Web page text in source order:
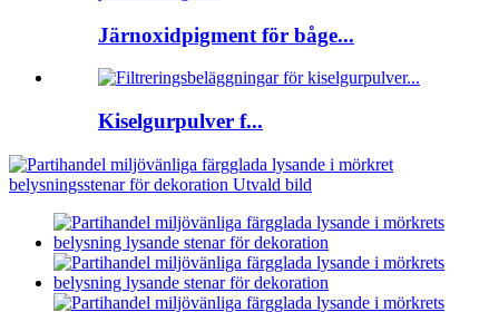
Järnoxidpigment för båge...
Kiselgurpulver f...